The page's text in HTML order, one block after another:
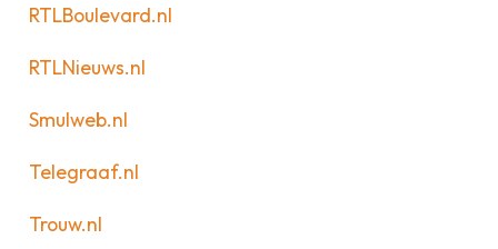
RTLBoulevard.nl
RTLNieuws.nl
Smulweb.nl
Telegraaf.nl
Trouw.nl